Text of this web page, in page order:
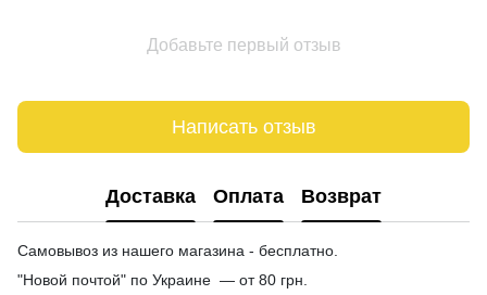
Добавьте первый отзыв
Написать отзыв
Доставка Оплата Возврат
Самовывоз из нашего магазина - бесплатно.
"Новой почтой" по Украине — от 80 грн.